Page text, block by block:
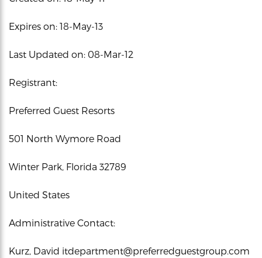
Expires on: 18-May-13
Last Updated on: 08-Mar-12
Registrant:
Preferred Guest Resorts
501 North Wymore Road
Winter Park, Florida 32789
United States
Administrative Contact:
Kurz, David itdepartment@preferredguestgroup.com